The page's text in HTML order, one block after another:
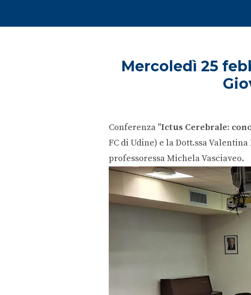
Mercoledì 25
Conferenza "Ictus Cerebrale:
FC di Udine) e la Dott.ssa
professoressa Michela Vasciaveo.